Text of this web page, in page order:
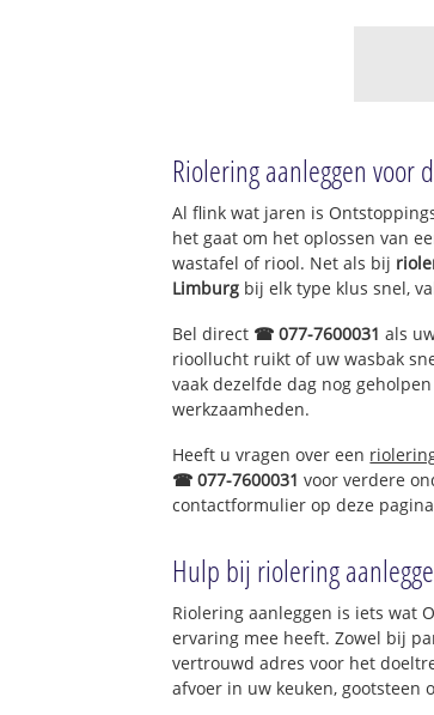
Vink
Riolering aanleggen voor
Al flink wat jaren is
het gaat om het oplossen van
wastafel of riool. Net als bij
Limburg bij elk type klus snel,
Bel direct ☎ 077-7600031 als
rioollucht ruikt of uw wasbak
vaak dezelfde dag nog
werkzaamheden.
Heeft u vragen over een
☎ 077-7600031 voor verdere
contactformulier op deze
Hulp bij riolering
Riolering aanleggen is iets wat
ervaring mee heeft. Zowel bij
vertrouwd adres voor het
afvoer in uw keuken, gootsteen